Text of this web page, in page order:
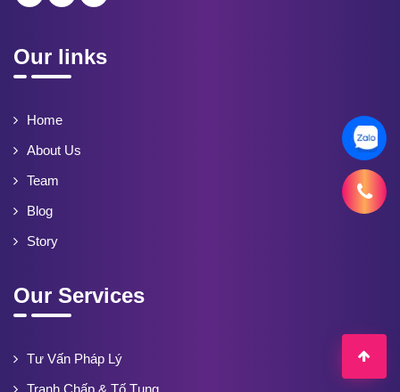
Our links
Home
About Us
Team
Blog
Story
Our Services
Tư Vấn Pháp Lý
Tranh Chấp & Tố Tụng